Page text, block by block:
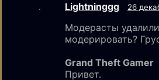
Lightninggg 26
Модерасты
модерировать?
Grand Theft Gamer
Привет.